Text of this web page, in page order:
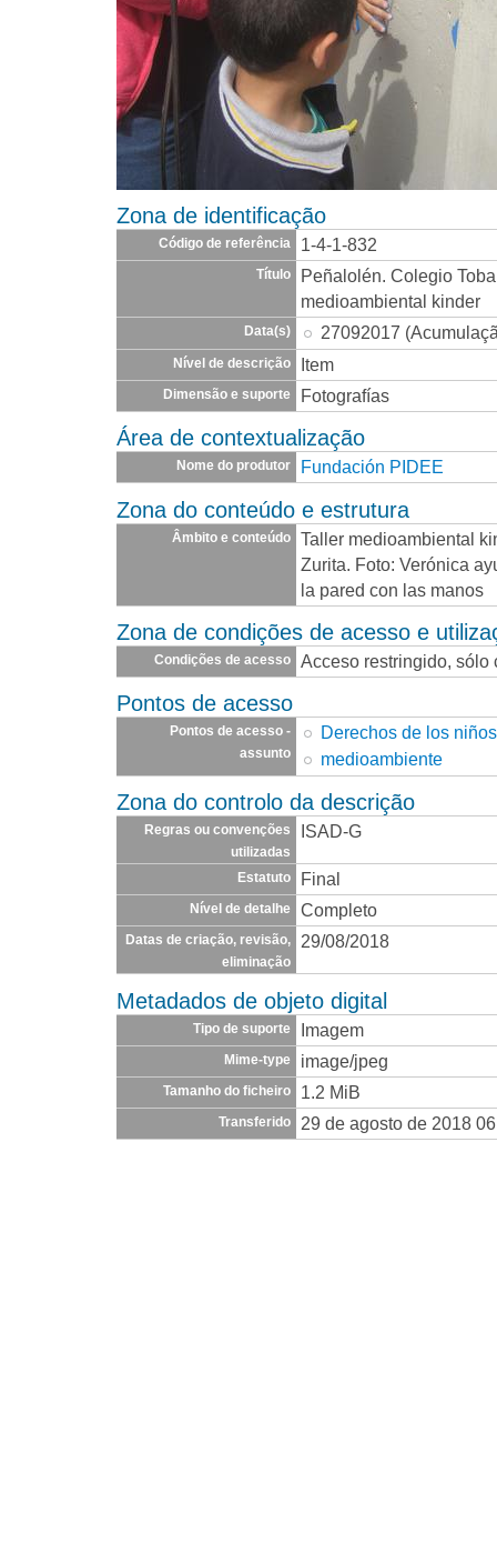
Zona de identificação
Código de referência 1-4-1-832
Título
Peñalolén. Colegio
medioambiental kinder
Data(s) 27092017
Nível de descrição Item
Dimensão e suporte Fotografías
Área de contextualização
Nome do produtor Fundación PIDEE
Zona do conteúdo e estrutura
Âmbito e conteúdo
Taller medioambiental
Zurita. Foto: Verónica
la pared con las manos
Zona de condições de acesso e
Condições de acesso Acceso restringido,
Pontos de acesso
Pontos de acesso -
assunto
Derechos de los niños
medioambiente
Zona do controlo da descrição
Regras ou convenções
utilizadas
ISAD-G
Estatuto Final
Nível de detalhe Completo
Datas de criação, revisão,
eliminação
29/08/2018
Metadados de objeto digital
Tipo de suporte Imagem
Mime-type image/jpeg
Tamanho do ficheiro 1.2 MiB
Transferido 29 de agosto de 2018